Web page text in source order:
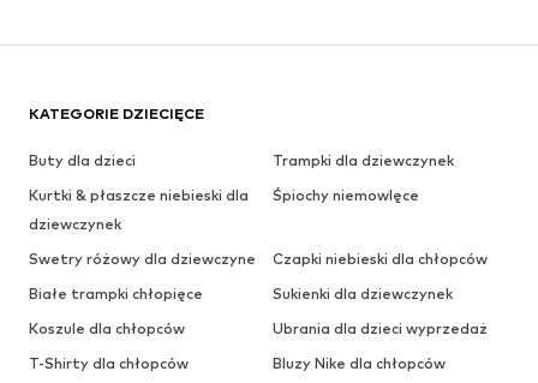
KATEGORIE DZIECIĘCE
Buty dla dzieci
Trampki dla dziewczynek
Kurtki & płaszcze niebieski dla
dziewczynek
Śpiochy niemowlęce
Swetry różowy dla dziewczyne
Czapki niebieski dla chłopców
Białe trampki chłopięce
Sukienki dla dziewczynek
Koszule dla chłopców
Ubrania dla dzieci wyprzedaż
T-Shirty dla chłopców
Bluzy Nike dla chłopców